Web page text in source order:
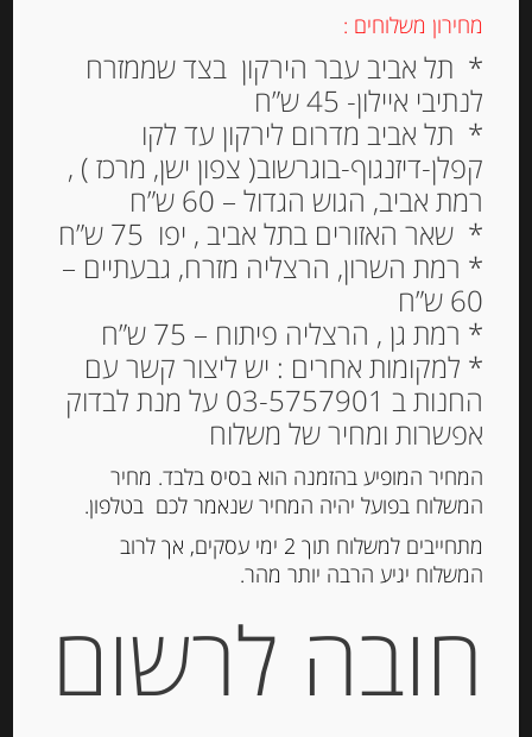
PANETTONE DE MORI
CARAMELLO SALATO
פאנטונה 500 גרם קרמל
מלוח
₪138.00
מחיר ל 100 גרם: 27.60 ש"ח
המלאי אזל
מק"ט:
390136
ריבות, דבש וממרחים
מחירון משלוחים :
* תל אביב עבר הירקון בצד שממזרח
לנתיבי איילון- 45 ש”ח
* תל אביב מדרום לירקון עד לקו
קפלן-דיזנגוף-בוגרשוב( צפון ישן, מרכז ) ,
רמת אביב, הגוש הגדול – 60 ש”ח
* שאר האזורים בתל אביב , יפו 75 ש”ח
* רמת השרון, הרצליה מזרח, גבעתיים –
60 ש”ח
* רמת גן , הרצליה פיתוח – 75 ש”ח
* למקומות אחרים : יש ליצור קשר עם
החנות ב 03-5757901 על מנת לבדוק
אפשרות ומחיר של משלוח
המחיר המופיע בהזמנה הוא בסיס בלבד. מחיר
המשלוח בפועל יהיה המחיר שנאמר לכם בטלפון.
מתחייבים למשלוח תוך 2 ימי עסקים, אך לרוב
המשלוח יגיע הרבה יותר מהר.
חובה לרשום